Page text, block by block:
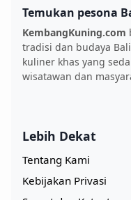
Temukan pesona
KembangKuning.com
tradisi dan budaya
kuliner khas yang
wisatawan dan
Lebih Dekat
Tentang Kami
Kebijakan Privasi